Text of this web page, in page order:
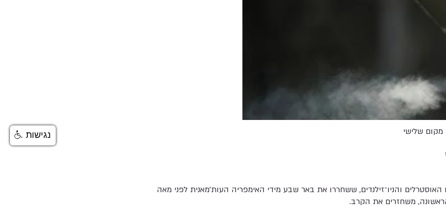
מקום שלישי
והניו־זילנדים, ששחררו את באר שבע מידי האימפריה העות'מאנית לפני מאה
משחזרים את הקרב.
נגישות